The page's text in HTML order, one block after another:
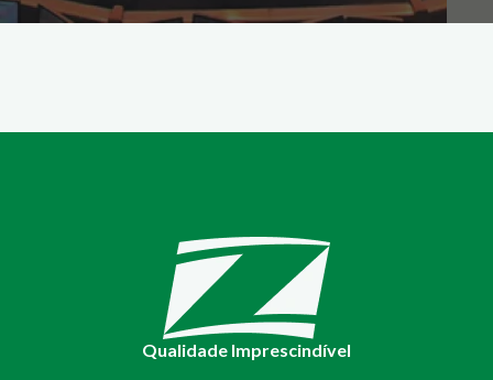
Qualidade Imprescindível